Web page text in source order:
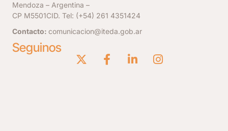
Mendoza – Argentina –
CP M5501CID. Tel: (+54) 261 4351424
Contacto: comunicacion@iteda.gob.ar
Seguinos